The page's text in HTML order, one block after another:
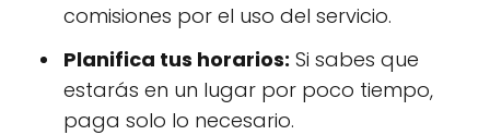
comisiones por el uso del servicio.
Planifica tus horarios: Si sabes que
estarás en un lugar por poco tiempo,
paga solo lo necesario.